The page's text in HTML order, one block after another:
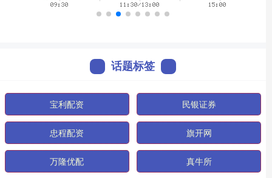
话题标签
宝利配资 民银证券
忠程配资 旗开网
万隆优配 真牛所